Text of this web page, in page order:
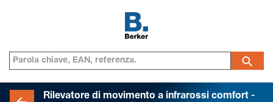
Rilevatore di movimento a infrarossi comfort -